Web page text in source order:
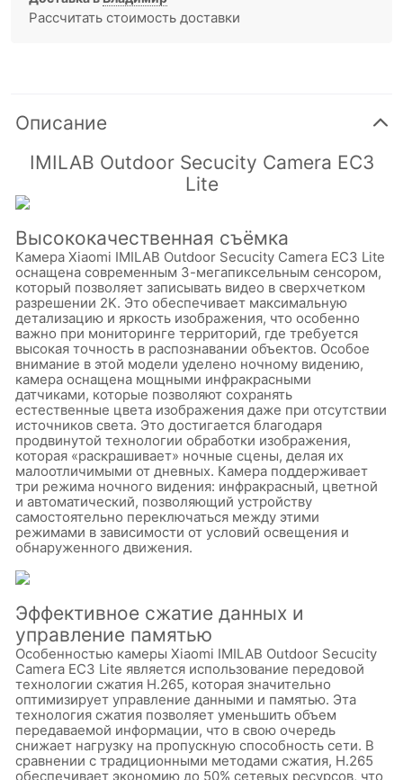
Рассчитать стоимость доставки
Описание
IMILAB Outdoor Secucity Camera EC3
Lite
Высококачественная съёмка
Камера Xiaomi IMILAB Outdoor Secucity Camera EC3 Lite
оснащена современным 3-мегапиксельным сенсором,
который позволяет записывать видео в сверхчетком
разрешении 2K. Это обеспечивает максимальную
детализацию и яркость изображения, что особенно
важно при мониторинге территорий, где требуется
высокая точность в распознавании объектов. Особое
внимание в этой модели уделено ночному видению,
камера оснащена мощными инфракрасными
датчиками, которые позволяют сохранять
естественные цвета изображения даже при отсутствии
источников света. Это достигается благодаря
продвинутой технологии обработки изображения,
которая «раскрашивает» ночные сцены, делая их
малоотличимыми от дневных. Камера поддерживает
три режима ночного видения: инфракрасный, цветной
и автоматический, позволяющий устройству
самостоятельно переключаться между этими
режимами в зависимости от условий освещения и
обнаруженного движения.
Эффективное сжатие данных и
управление памятью
Особенностью камеры Xiaomi IMILAB Outdoor Secucity
Camera EC3 Lite является использование передовой
технологии сжатия H.265, которая значительно
оптимизирует управление данными и памятью. Эта
технология сжатия позволяет уменьшить объем
передаваемой информации, что в свою очередь
снижает нагрузку на пропускную способность сети. В
сравнении с традиционными методами сжатия, H.265
обеспечивает экономию до 50% сетевых ресурсов, что